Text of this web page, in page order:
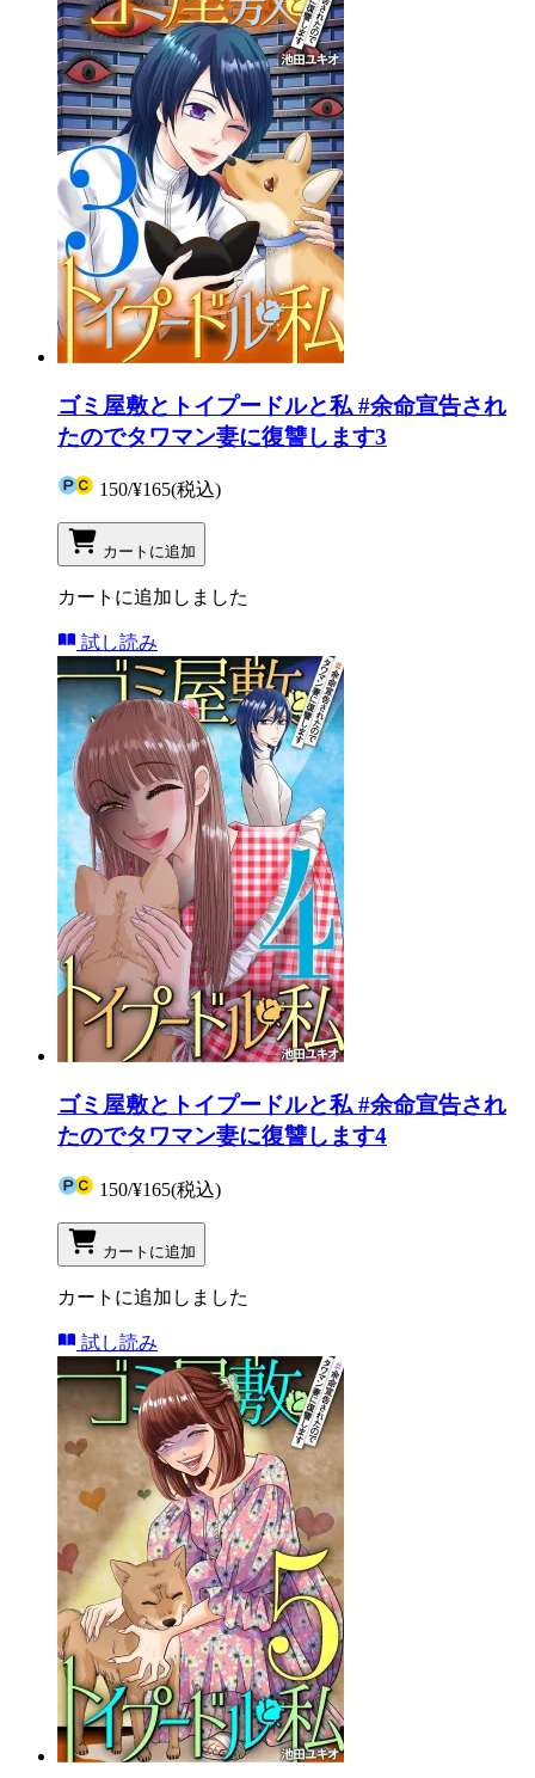
ゴミ屋敷とトイプードルと私 #余命宣告され
たのでタワマン妻に復讐します3
150/¥165(税込)
カートに追加
カートに追加しました
試し読み
ゴミ屋敷とトイプードルと私 #余命宣告され
たのでタワマン妻に復讐します4
150/¥165(税込)
カートに追加
カートに追加しました
試し読み